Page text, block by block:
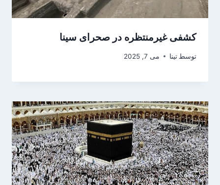
کشفی غیرمنتظره در صحرای سینا
توسط تینا می 7, 2025